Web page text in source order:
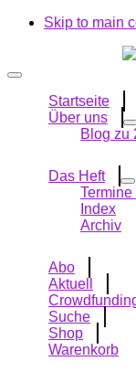
Skip to main
Startseite
Über uns
Blog zu
Das Heft
Index
Archiv
Abo
Aktuell
Suche
Shop
Warenkorb